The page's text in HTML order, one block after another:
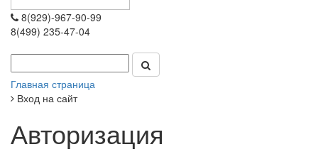
8(929)-967-90-99
8(499) 235-47-04
Главная страница
Вход на сайт
Авторизация